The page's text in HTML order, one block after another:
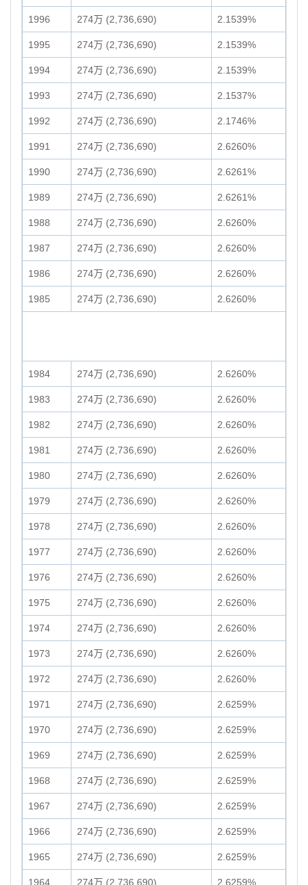
1996 274万 (2,736,690) 2.1539%
1995 274万 (2,736,690) 2.1539%
1994 274万 (2,736,690) 2.1539%
1993 274万 (2,736,690) 2.1537%
1992 274万 (2,736,690) 2.1746%
1991 274万 (2,736,690) 2.6260%
1990 274万 (2,736,690) 2.6261%
1989 274万 (2,736,690) 2.6261%
1988 274万 (2,736,690) 2.6260%
1987 274万 (2,736,690) 2.6260%
1986 274万 (2,736,690) 2.6260%
1985 274万 (2,736,690) 2.6260%
1984 274万 (2,736,690) 2.6260%
1983 274万 (2,736,690) 2.6260%
1982 274万 (2,736,690) 2.6260%
1981 274万 (2,736,690) 2.6260%
1980 274万 (2,736,690) 2.6260%
1979 274万 (2,736,690) 2.6260%
1978 274万 (2,736,690) 2.6260%
1977 274万 (2,736,690) 2.6260%
1976 274万 (2,736,690) 2.6260%
1975 274万 (2,736,690) 2.6260%
1974 274万 (2,736,690) 2.6260%
1973 274万 (2,736,690) 2.6260%
1972 274万 (2,736,690) 2.6260%
1971 274万 (2,736,690) 2.6259%
1970 274万 (2,736,690) 2.6259%
1969 274万 (2,736,690) 2.6259%
1968 274万 (2,736,690) 2.6259%
1967 274万 (2,736,690) 2.6259%
1966 274万 (2,736,690) 2.6259%
1965 274万 (2,736,690) 2.6259%
1964 274万 (2,736,690) 2.6259%